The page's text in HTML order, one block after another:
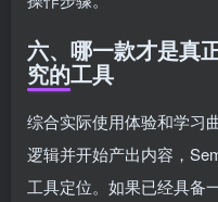
六、哪一款才是真
究的工具
综合实际使用体验和学习
逻辑并开始产出内容，
工具定位。如果已经具备